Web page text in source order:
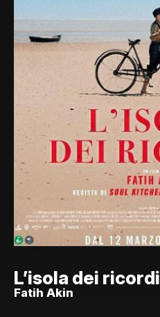
L’isola dei ricordi
Fatih Akin